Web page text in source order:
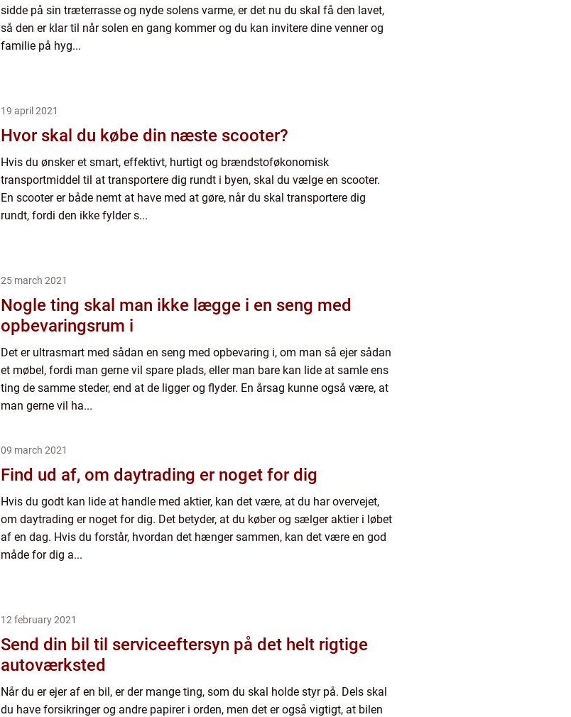
sidde på sin træterrasse og nyde solens varme, er det nu du skal få den lavet,
så den er klar til når solen en gang kommer og du kan invitere dine venner og
familie på hyg...
19 april 2021
Hvor skal du købe din næste scooter?
Hvis du ønsker et smart, effektivt, hurtigt og brændstoføkonomisk
transportmiddel til at transportere dig rundt i byen, skal du vælge en scooter.
En scooter er både nemt at have med at gøre, når du skal transportere dig
rundt, fordi den ikke fylder s...
25 march 2021
Nogle ting skal man ikke lægge i en seng med
opbevaringsrum i
Det er ultrasmart med sådan en seng med opbevaring i, om man så ejer sådan
et møbel, fordi man gerne vil spare plads, eller man bare kan lide at samle ens
ting de samme steder, end at de ligger og flyder. En årsag kunne også være, at
man gerne vil ha...
09 march 2021
Find ud af, om daytrading er noget for dig
Hvis du godt kan lide at handle med aktier, kan det være, at du har overvejet,
om daytrading er noget for dig. Det betyder, at du køber og sælger aktier i løbet
af en dag. Hvis du forstår, hvordan det hænger sammen, kan det være en god
måde for dig a...
12 february 2021
Send din bil til serviceeftersyn på det helt rigtige
autoværksted
Når du er ejer af en bil, er der mange ting, som du skal holde styr på. Dels skal
du have forsikringer og andre papirer i orden, men det er også vigtigt, at bilen